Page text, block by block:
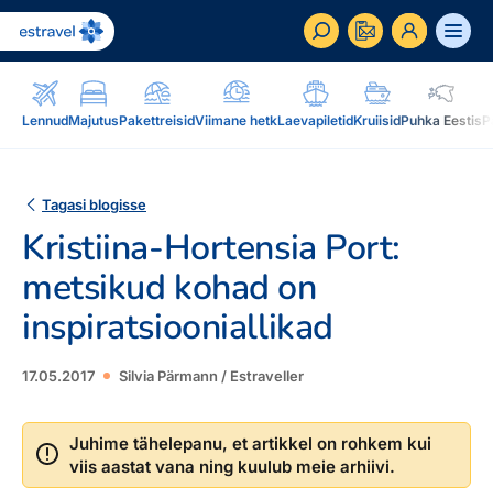
LennudMajutusPakettreisidViimane hetkLaevapiletidKruiisidPuhka Eestis
ET RU EN
Inspiratsioon & blogi
Blogi, sihtkohad, podcastid, ajakiri, uudiskiri...
Blogi
Sihtkohad
Uudiskiri
Reisidele lisaks
Järelmaks, Estraveli kinkekaart, Airalo eSim,
reisikaubad.ee...
Järelmaks
Estraveli kinkekaart
Lojaalsusprogramm
Boonuspunktid, Kuldkaart, Platinum kaart...
Tagasi blogisse
Kristiina-Hortensia Port:
metsikud kohad on
inspiratsiooniallikad
17.05.2017 Silvia Pärmann / Estraveller
Juhime tähelepanu, et artikkel on rohkem kui
viis aastat vana ning kuulub meie arhiivi.